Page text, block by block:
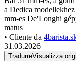
a Dedica
mm-es De'Longhi
matus
• Cliente da
31.03.2026
TradurreVisualizza